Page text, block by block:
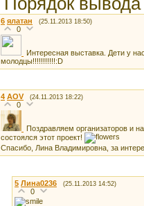
6 ялатан (25.11.2013 18:50)
0
Интересная выставка. Дети у
молодцы!!!!!!!!!!!:D
4 AOV (24.11.2013 18:22)
0
Поздравляем организаторов и
состоялся этот проект!
Спасибо, Лина Владимировна, за
5 Лина0236 (25.11.2013 14:52)
0